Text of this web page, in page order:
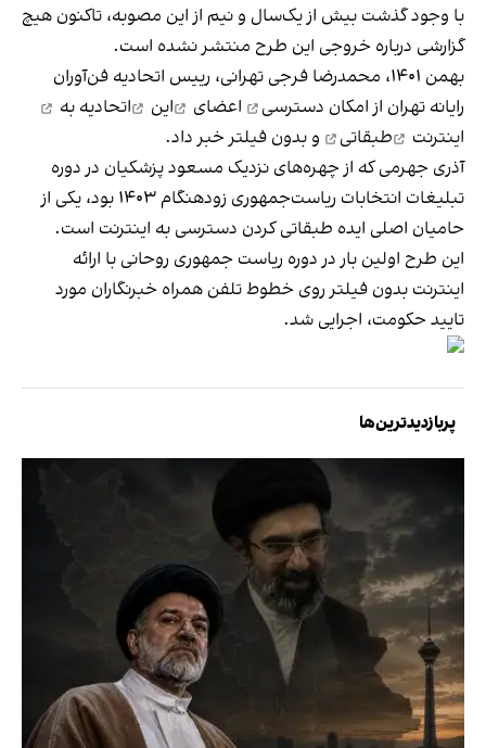
با وجود گذشت بیش از یک‌‌سال و نیم از این مصوبه، تاکنون هیچ
گزارشی درباره خروجی این طرح منتشر نشده است.
بهمن ۱۴۰۱، محمدرضا فرجی تهرانی، رییس اتحادیه فن‌آوران
رایانه تهران از امکان دسترسی اعضای این
اتحادیه به
اینترنت
طبقاتی
و بدون فیلتر خبر داد.
آذری جهرمی که از چهره‌های نزدیک مسعود پزشکیان در دوره
تبلیغات انتخابات ریاست‌جمهوری زودهنگام ۱۴۰۳ بود، یکی از
حامیان اصلی ایده طبقاتی کردن دسترسی به اینترنت است.
این طرح اولین بار در دوره ریاست جمهوری روحانی با ارائه
اینترنت بدون فیلتر روی خطوط تلفن همراه خبرنگاران مورد
تایید حکومت، اجرایی شد.
پربازدیدترین‌ها